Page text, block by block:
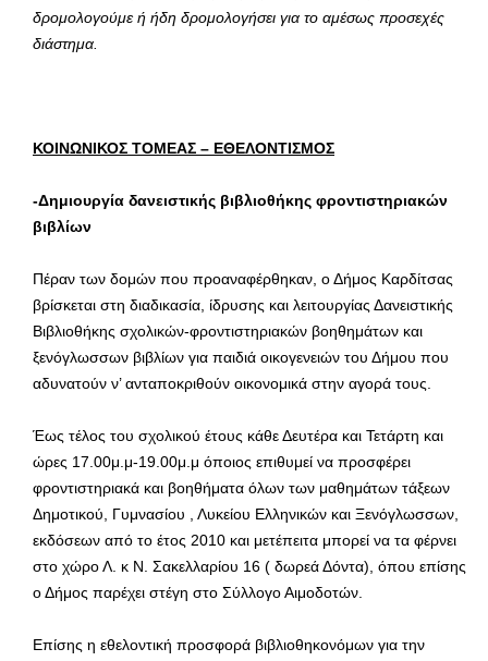
δρομολογούμε ή ήδη δρομολογήσει για το αμέσως προσεχές
διάστημα.
ΚΟΙΝΩΝΙΚΟΣ ΤΟΜΕΑΣ – ΕΘΕΛΟΝΤΙΣΜΟΣ
-Δημιουργία δανειστικής βιβλιοθήκης φροντιστηριακών
βιβλίων
Πέραν των δομών που προαναφέρθηκαν, ο Δήμος Καρδίτσας
βρίσκεται στη διαδικασία, ίδρυσης και λειτουργίας Δανειστικής
Βιβλιοθήκης σχολικών-φροντιστηριακών βοηθημάτων και
ξενόγλωσσων βιβλίων για παιδιά οικογενειών του Δήμου που
αδυνατούν ν’ ανταποκριθούν οικονομικά στην αγορά τους.
Έως τέλος του σχολικού έτους κάθε Δευτέρα και Τετάρτη και
ώρες 17.00μ.μ-19.00μ.μ όποιος επιθυμεί να προσφέρει
φροντιστηριακά και βοηθήματα όλων των μαθημάτων τάξεων
Δημοτικού, Γυμνασίου , Λυκείου Ελληνικών και Ξενόγλωσσων,
εκδόσεων από το έτος 2010 και μετέπειτα μπορεί να τα φέρνει
στο χώρο Λ. κ Ν. Σακελλαρίου 16 ( δωρεά Δόντα), όπου επίσης
ο Δήμος παρέχει στέγη στο Σύλλογο Αιμοδοτών.
Επίσης η εθελοντική προσφορά βιβλιοθηκονόμων για την